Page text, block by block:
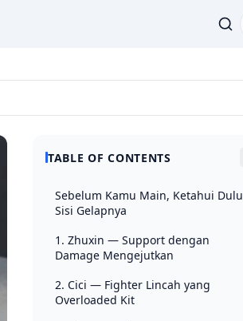
TABLE OF CONTENTS
Sebelum Kamu Main, Ketahui Dulu
Sisi Gelapnya
1. Zhuxin — Support dengan
Damage Mengejutkan
2. Cici — Fighter Lincah yang
Overloaded Kit